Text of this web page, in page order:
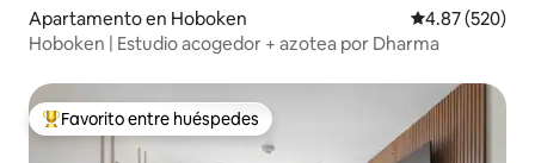
Apartamento en Hoboken Calificación
4.87 (520)
Hoboken | Estudio acogedor + azotea por Dharma
Favorito entre huéspedes preferido
Favorito entre huéspedes